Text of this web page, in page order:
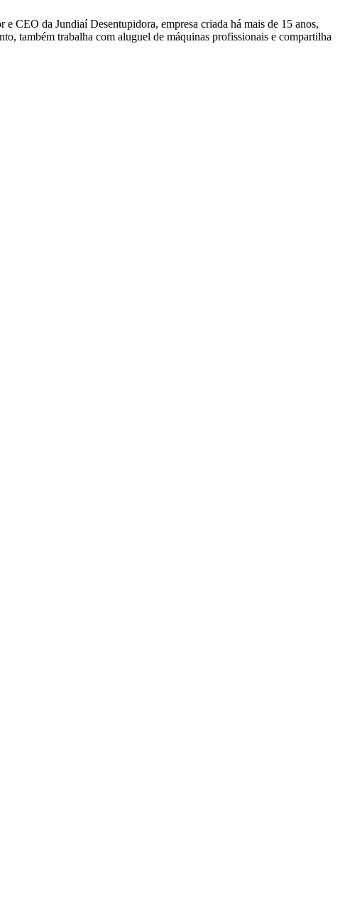
CEO da Jundiaí Desentupidora, empresa criada há mais de 15 anos,
também trabalha com aluguel de máquinas profissionais e compartilha